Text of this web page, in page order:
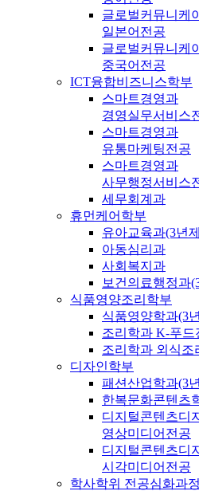
글로벌커뮤니케
일본어전공
글로벌커뮤니케
중국어전공
ICT융합비즈니스학부
스마트경영과
경영실무서비스
스마트경영과
유통마케팅전공
스마트경영과
사무행정서비스
세무회계과
휴먼케어학부
유아교육과(3년
아동심리과
사회복지과
보건의료행정과
식품영양조리학부
식품영양학과(3
조리학과 K-푸드
조리학과 외식조
디자인학부
패션산업학과(3
한복문화콘텐츠
디지털콘텐츠디
영상미디어전공
디지털콘텐츠디
시각미디어전공
학사학위 전공심화과정